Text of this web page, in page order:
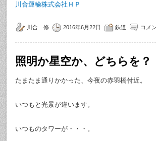
川合運輸株式会社ＨＰ
川合 修 2016年6月22日 鉄道 コメ
照明か星空か、どちらを？
たまたま通りかかった、今夜の赤羽橋付近。
いつもと光景が違います。
いつものタワーが・・・。